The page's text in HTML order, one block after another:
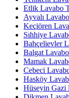
Etlik Lavabo
Ayvalı
Keçiören
Sıhhiye
Bahçelievler
Balgat Lavabo
Mamak
Cebeci
Hasköy
Hüseyin Gazi